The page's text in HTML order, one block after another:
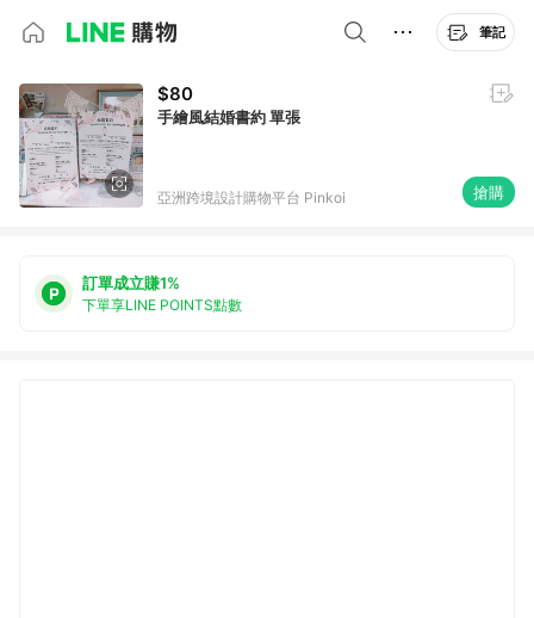
筆記
$80
手繪風結婚書約 單張
亞洲跨境設計購物平台 Pinkoi 搶購
訂單成立賺1%
下單享LINE POINTS點數